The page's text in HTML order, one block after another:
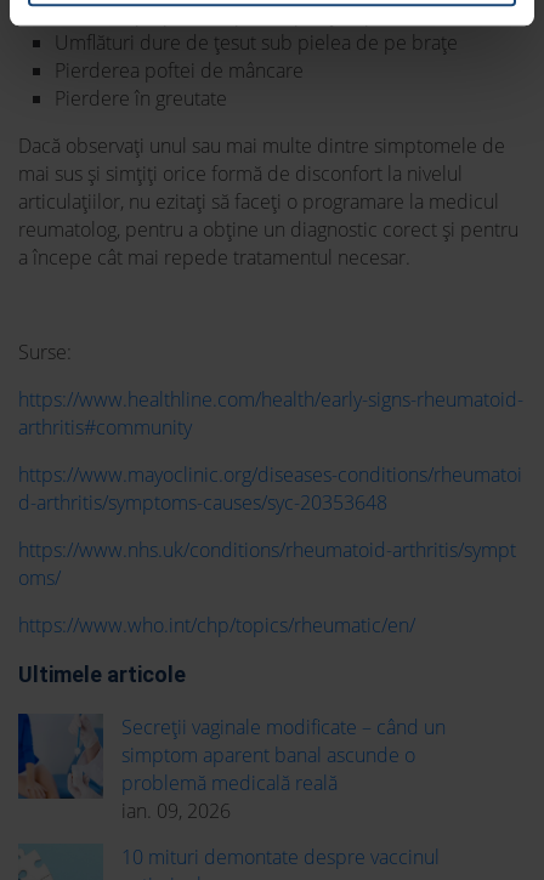
Dureri în piept în timpul respirației (pleurezie)
Umflături dure de țesut sub pielea de pe brațe
Pierderea poftei de mâncare
Pierdere în greutate
Dacă observați unul sau mai multe dintre simptomele de
mai sus și simțiți orice formă de disconfort la nivelul
articulațiilor, nu ezitați să faceți o programare la medicul
reumatolog, pentru a obține un diagnostic corect și pentru
a începe cât mai repede tratamentul necesar.
Surse:
https://www.healthline.com/health/early-signs-rheumatoid-
arthritis#community
https://www.mayoclinic.org/diseases-conditions/rheumatoi
d-arthritis/symptoms-causes/syc-20353648
https://www.nhs.uk/conditions/rheumatoid-arthritis/sympt
oms/
https://www.who.int/chp/topics/rheumatic/en/
Ultimele articole
Secreții vaginale modificate – când un
simptom aparent banal ascunde o
problemă medicală reală
ian. 09, 2026
10 mituri demontate despre vaccinul